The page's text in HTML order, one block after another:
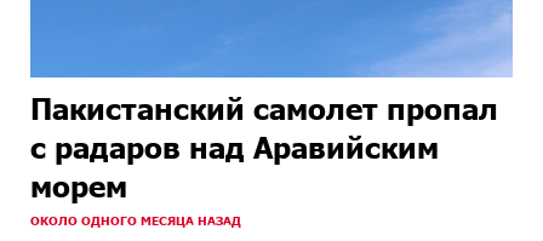
Пакистанский самолет пропал
с радаров над Аравийским
морем
ОКОЛО ОДНОГО МЕСЯЦА НАЗАД